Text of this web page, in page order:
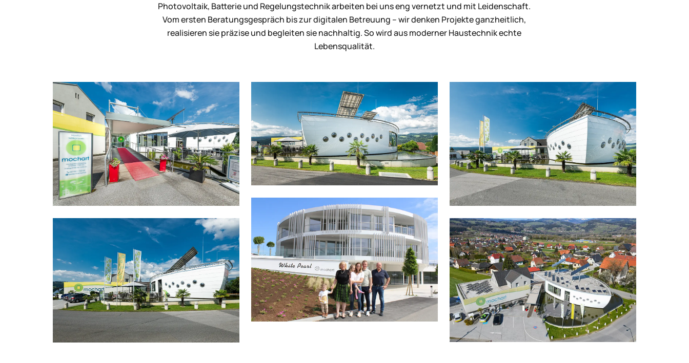
Photovoltaik, Batterie und Regelungstechnik arbeiten bei uns eng vernetzt und mit Leidenschaft.
Vom ersten Beratungsgespräch bis zur digitalen Betreuung – wir denken Projekte ganzheitlich,
realisieren sie präzise und begleiten sie nachhaltig. So wird aus moderner Haustechnik echte
Lebensqualität.